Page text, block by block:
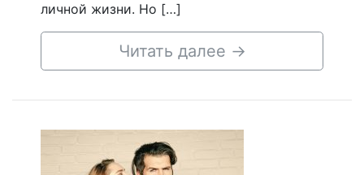
личной жизни. Но […]
Читать далее →